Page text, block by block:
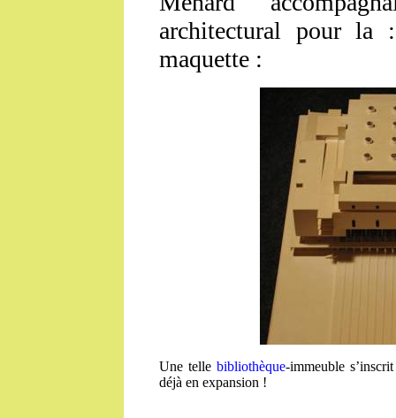
architectural pour
maquette :
Une tellebibliothèque-immeuble
déjà en expansion !